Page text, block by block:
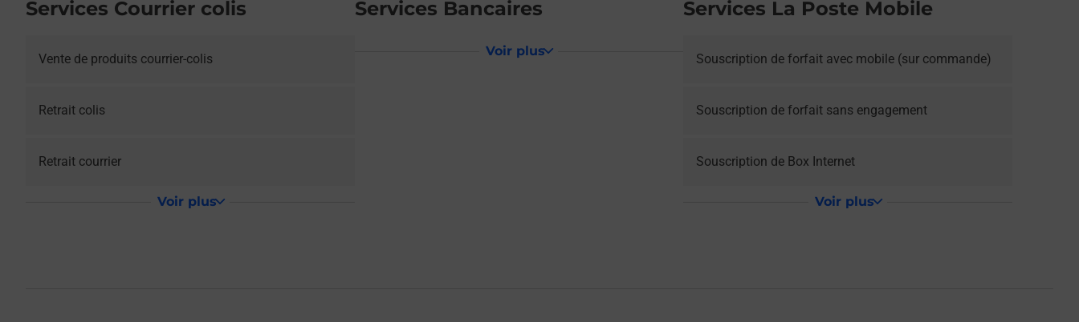
Services Courrier colis
Vente de produits courrier-colis
Retrait colis
Retrait courrier
Voir plus
Services Bancaires
Voir plus
Services La Poste Mobile
Souscription de forfait avec mobile (sur commande)
Souscription de forfait sans engagement
Souscription de Box Internet
Voir plus